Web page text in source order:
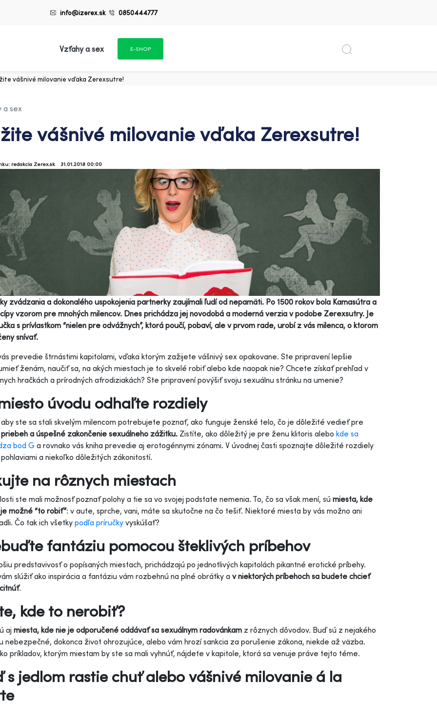
info@izerex.sk 0850444777
Vzťahy a sex E-SHOP
vášnivé milovanie vďaka Zerexsutre!
a sex
vášnivé milovanie vďaka Zerexsutre!
redakcia Zerex.sk 31.01.2018 00:00
zvádzania a dokonalého uspokojenia partnerky zaujímali ľudí od nepamäti. Po 1500 rokov bola Kamasútra a
vzorom pre mnohých milencov. Dnes prichádza jej novodobá a moderná verzia v podobe Zerexsutry. Je
s prívlastkom “nielen pre odvážnych”, ktorá poučí, pobaví, ale v prvom rade, urobí z vás milenca, o ktorom
snívať.
prevedie štrnástimi kapitolami, vďaka ktorým zažijete vášnivý sex opakovane. Ste pripravení lepšie
ženám, naučiť sa, na akých miestach je to skvelé robiť alebo kde naopak nie? Chcete získať prehľad v
hračkách a prírodných afrodiziakách? Ste pripravení povýšiť svoju sexuálnu stránku na umenie?
úvodu odhaľte rozdiely
ste sa stali skvelým milencom potrebujete poznať, ako funguje ženské telo, čo je dôležité vedieť pre
priebeh a úspešné zakončenie sexuálneho zážitku. Zistíte, ako dôležitý je pre ženu klitoris alebo kde sa
bod G a rovnako vás kniha prevedie aj erotogénnymi zónami. V úvodnej časti spoznajte dôležité rozdiely
a niekoľko dôležitých zákonitostí.
na rôznych miestach
ste mali možnosť poznať polohy a tie sa vo svojej podstate nemenia. To, čo sa však mení, sú miesta, kde
možné “to robiť”: v aute, sprche, vani, máte sa skutočne na čo tešiť. Niektoré miesta by vás možno ani
Čo tak ich všetkypodľa príručky vyskúšať?
fantáziu pomocou šteklivých príbehov
predstavivosť o popísaných miestach, prichádzajú po jednotlivých kapitolách pikantné erotické príbehy.
slúžiť ako inspirácia a fantáziu vám rozbehnú na plné obrátky a v niektorých príbehoch sa budete chcieť
.
kde to nerobiť?
aj miesta, kde nie je odporučené oddávať sa sexuálnym radovánkam z rôznych dôvodov. Buď sú z nejakého
nebezpečné, dokonca život ohrozujúce, alebo vám hrozí sankcia za porušenie zákona, niekde až väzba.
príkladov, ktorým miestam by ste sa mali vyhnúť, nájdete v kapitole, ktorá sa venuje práve tejto téme.
s jedlom rastie chuť alebo vášnivé milovanie á la